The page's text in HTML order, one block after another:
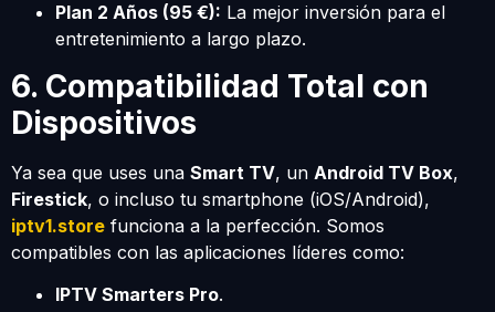
Plan 2 Años (95 €): La mejor inversión para el
entretenimiento a largo plazo.
6. Compatibilidad Total con
Dispositivos
Ya sea que uses una Smart TV, un Android TV Box,
Firestick, o incluso tu smartphone (iOS/Android),
iptv1.store funciona a la perfección. Somos
compatibles con las aplicaciones líderes como:
IPTV Smarters Pro.